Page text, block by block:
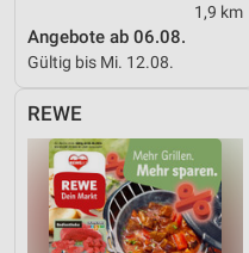
1,9 km
Angebote ab 06.08.
Gültig bis Mi. 12.08.
REWE